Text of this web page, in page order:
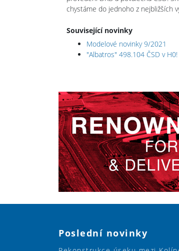
chystáme do jednoho z nejbližších
Související novinky
Modelové novinky 9/2021
"Albatros" 498.104 ČSD v H0!
Poslední novinky